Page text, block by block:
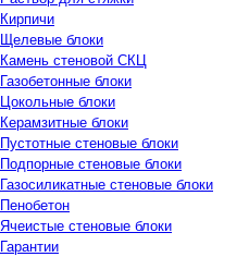
Кирпичи
Щелевые блоки
Камень стеновой СКЦ
Газобетонные блоки
Цокольные блоки
Керамзитные блоки
Пустотные стеновые блоки
Подпорные стеновые блоки
Газосиликатные стеновые блоки
Пенобетон
Ячеистые стеновые блоки
Гарантии